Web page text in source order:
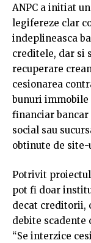
ANPC a initiat
legifereze clar
indeplineasca
creditele, dar si
recuperare
cesionarea
bunuri
financiar bancar
social sau
obtinute de
Potrivit
pot fi doar
decat creditorii,
debite scadente
“Se interzice